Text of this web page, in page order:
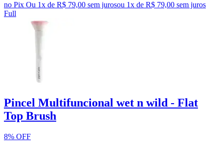
no Pix Ou 1x de R$ 79,00 sem jurosou 1x de R$ 79,00 sem juros
Full
Pincel Multifuncional wet n wild - Flat
Top Brush
8% OFF